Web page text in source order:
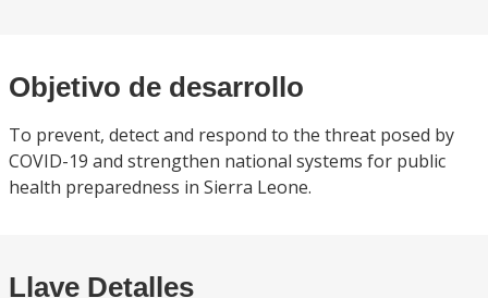
Objetivo de desarrollo
To prevent, detect and respond to the threat posed by
COVID-19 and strengthen national systems for public
health preparedness in Sierra Leone.
Llave Detalles